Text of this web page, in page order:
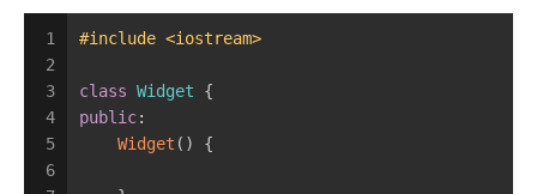
1
2
3
4
5
6
#include <iostream>
class Widget {
public:
Widget () {